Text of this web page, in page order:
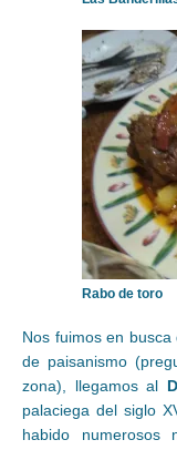
Rabo de toro
Nos fuimos en
de paisanismo
zona), llegamos al
palaciega del siglo
habido numerosos